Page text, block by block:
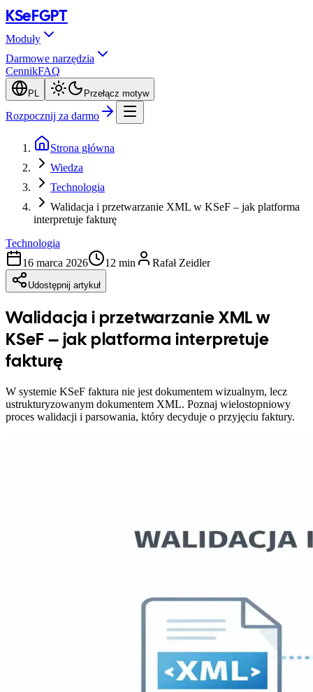
KSeFGPT
Moduły
Darmowe narzędzia
CennikFAQ
PL Przełącz motyw
Rozpocznij za darmo
Strona główna
Wiedza
Technologia
Walidacja i przetwarzanie XML w KSeF – jak platforma
interpretuje fakturę
Technologia
16 marca 2026
12 min Rafał Zeidler
Udostępnij artykuł
Walidacja i przetwarzanie XML w
KSeF – jak platforma interpretuje
fakturę
W systemie KSeF faktura nie jest dokumentem wizualnym, lecz
ustrukturyzowanym dokumentem XML. Poznaj wielostopniowy
proces walidacji i parsowania, który decyduje o przyjęciu faktury.